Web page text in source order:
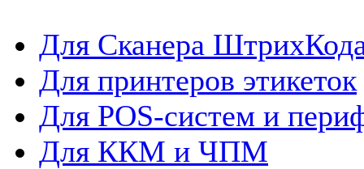
Для Сканера
Для принтеров этикеток
Для POS-систем и
Для ККМ и ЧПМ